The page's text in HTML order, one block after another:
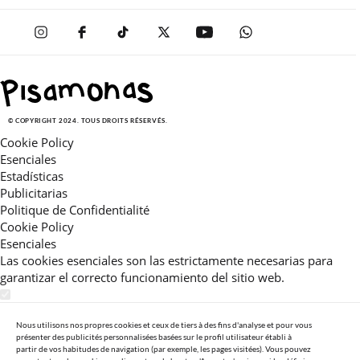
© COPYRIGHT 2024. TOUS DROITS RÉSERVÉS.
Cookie Policy
Esenciales
Estadísticas
Publicitarias
Politique de Confidentialité
Cookie Policy
Esenciales
Las cookies esenciales son las estrictamente necesarias para
garantizar el correcto funcionamiento del sitio web.
Estas cookies nos permiten ofrecerle una experiencia en el sitio
adaptada a su navegación (recomendaciones de producto
Nous utilisons nos propres cookies et ceux de tiers à des fins d'analyse et pour vous
présenter des publicités personnalisées basées sur le profil utilisateur établi à
partir de vos habitudes de navigation (par exemple, les pages visitées). Vous pouvez